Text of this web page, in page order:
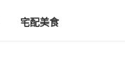
宅配美食